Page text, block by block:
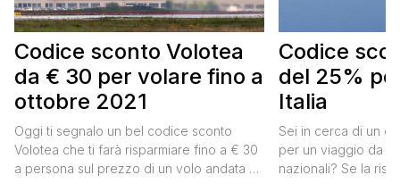
Codice sconto Volotea
da € 30 per volare fino a
ottobre 2021
Oggi ti segnalo un bel codice sconto
Volotea che ti farà risparmiare fino a € 30
a persona sul prezzo di un volo andata e
Codice
del 25%
Italia
Sei in cerca di un
per un viaggio da
nazionali? Se la